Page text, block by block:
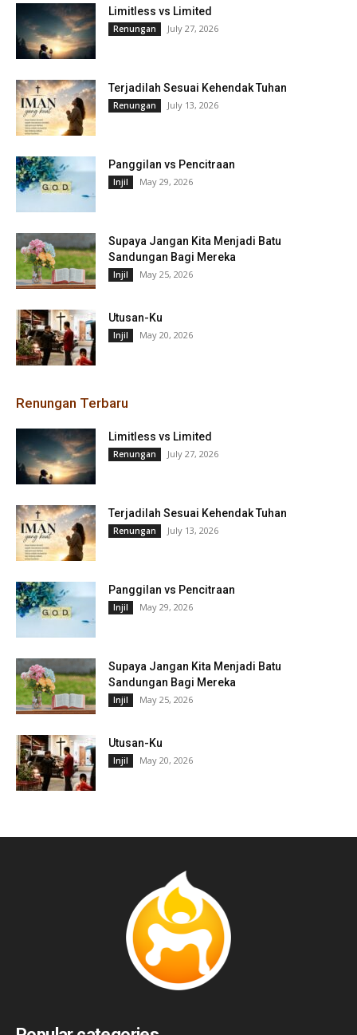
Limitless vs Limited
Renungan July 27, 2026
Terjadilah Sesuai Kehendak Tuhan
Renungan July 13, 2026
Panggilan vs Pencitraan
Injil May 29, 2026
Supaya Jangan Kita Menjadi Batu
Sandungan Bagi Mereka
Injil May 25, 2026
Utusan-Ku
Injil May 20, 2026
Renungan Terbaru
Limitless vs Limited
Renungan July 27, 2026
Terjadilah Sesuai Kehendak Tuhan
Renungan July 13, 2026
Panggilan vs Pencitraan
Injil May 29, 2026
Supaya Jangan Kita Menjadi Batu
Sandungan Bagi Mereka
Injil May 25, 2026
Utusan-Ku
Injil May 20, 2026